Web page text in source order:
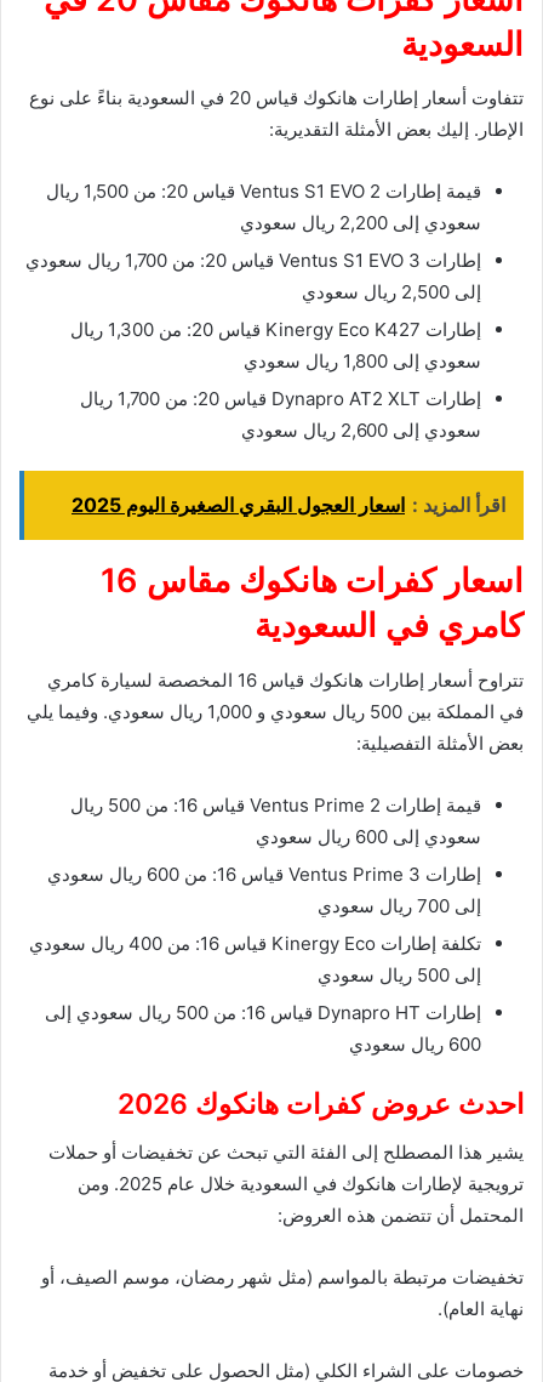
السعودية
تتفاوت أسعار إطارات هانكوك قياس 20 في السعودية بناءً على نوع
الإطار. إليك بعض الأمثلة التقديرية:
قيمة إطارات Ventus S1 EVO 2 قياس 20: من 1,500 ريال
سعودي إلى 2,200 ريال سعودي
إطارات Ventus S1 EVO 3 قياس 20: من 1,700 ريال سعودي
إلى 2,500 ريال سعودي
إطارات Kinergy Eco K427 قياس 20: من 1,300 ريال
سعودي إلى 1,800 ريال سعودي
إطارات Dynapro AT2 XLT قياس 20: من 1,700 ريال
سعودي إلى 2,600 ريال سعودي
اقرأ المزيد : اسعار العجول البقري الصغيرة اليوم 2025
اسعار كفرات هانكوك مقاس 16
كامري في السعودية
تتراوح أسعار إطارات هانكوك قياس 16 المخصصة لسيارة كامري
في المملكة بين 500 ريال سعودي و 1,000 ريال سعودي. وفيما يلي
بعض الأمثلة التفصيلية:
قيمة إطارات Ventus Prime 2 قياس 16: من 500 ريال
سعودي إلى 600 ريال سعودي
إطارات Ventus Prime 3 قياس 16: من 600 ريال سعودي
إلى 700 ريال سعودي
تكلفة إطارات Kinergy Eco قياس 16: من 400 ريال سعودي
إلى 500 ريال سعودي
إطارات Dynapro HT قياس 16: من 500 ريال سعودي إلى
600 ريال سعودي
احدث عروض كفرات هانكوك 2026
يشير هذا المصطلح إلى الفئة التي تبحث عن تخفيضات أو حملات
ترويجية لإطارات هانكوك في السعودية خلال عام 2025. ومن
المحتمل أن تتضمن هذه العروض:
تخفيضات مرتبطة بالمواسم (مثل شهر رمضان، موسم الصيف، أو
نهاية العام).
خصومات على الشراء الكلي (مثل الحصول على تخفيض أو خدمة